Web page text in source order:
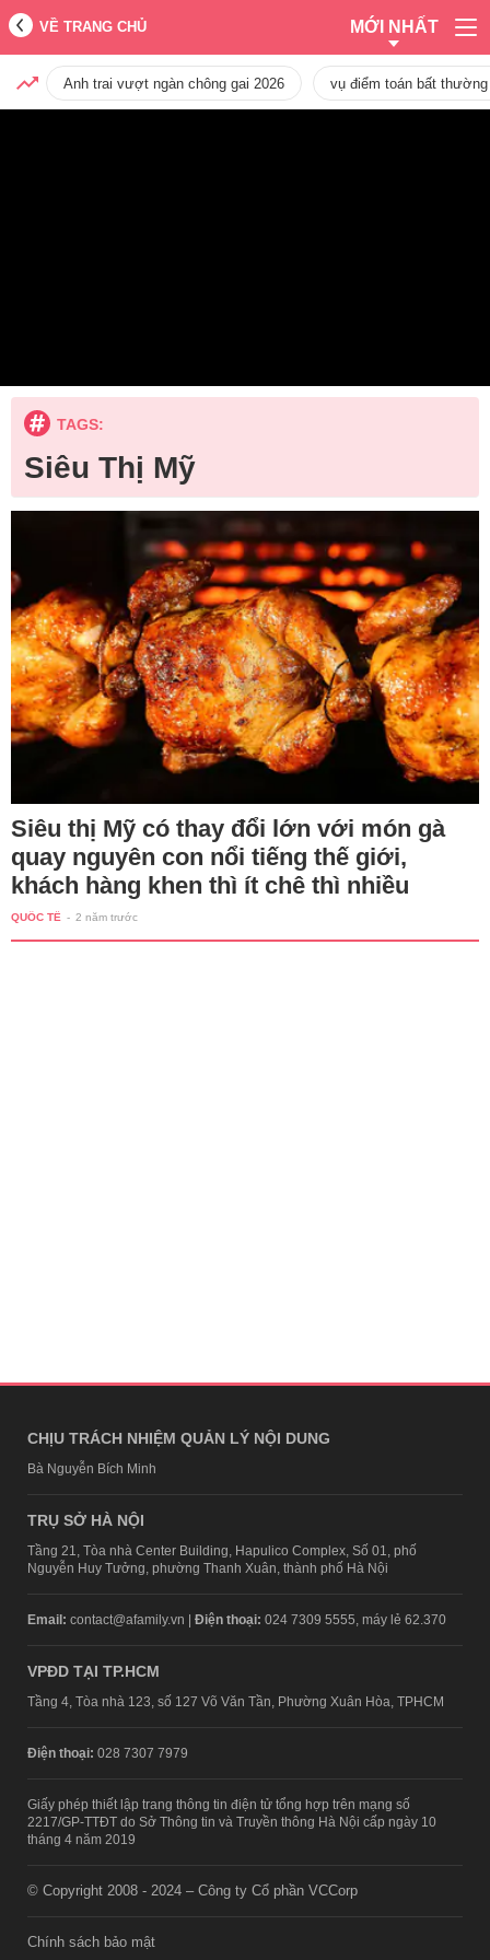
VỀ TRANG CHỦ MỚI NHẤT
Anh trai vượt ngàn chông gai 2026 vụ điểm toán bất
TAGS:
Siêu Thị Mỹ
Siêu thị Mỹ có thay đổi lớn với món gà
quay nguyên con nổi tiếng thế giới,
khách hàng khen thì ít chê thì nhiều
QUỐC TẾ - 2 năm trước
CHỊU TRÁCH NHIỆM QUẢN LÝ NỘI DUNG
Bà Nguyễn Bích Minh
TRỤ SỞ HÀ NỘI
Tầng 21, Tòa nhà Center Building, Hapulico Complex, Số 01, phố
Nguyễn Huy Tưởng, phường Thanh Xuân, thành phố Hà Nội
Email: contact@afamily.vn | Điện thoại: 024 7309 5555, máy lẻ 62.370
VPĐD TẠI TP.HCM
Tầng 4, Tòa nhà 123, số 127 Võ Văn Tần, Phường Xuân Hòa, TPHCM
Điện thoại: 028 7307 7979
Giấy phép thiết lập trang thông tin điện tử tổng hợp trên mạng số
2217/GP-TTĐT do Sở Thông tin và Truyền thông Hà Nội cấp ngày 10
tháng 4 năm 2019
© Copyright 2008 - 2024 – Công ty Cổ phần VCCorp
Chính sách bảo mật